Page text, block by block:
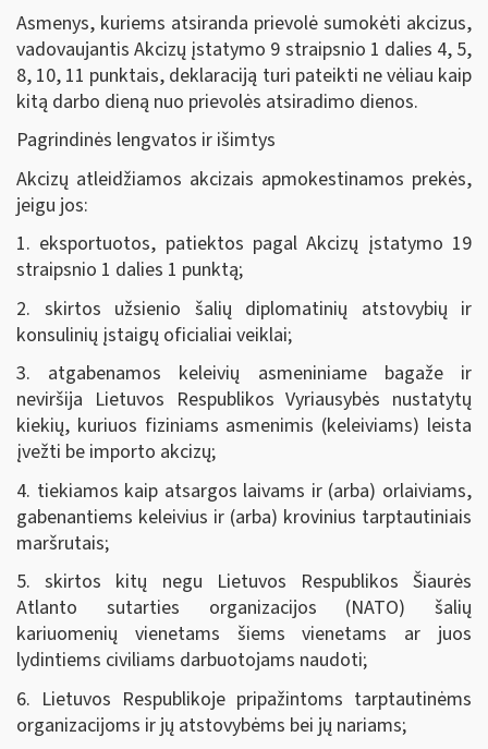
Asmenys, kuriems atsiranda prievolė sumokėti akcizus,
vadovaujantis Akcizų įstatymo 9 straipsnio 1 dalies 4, 5,
8, 10, 11 punktais, deklaraciją turi pateikti ne vėliau kaip
kitą darbo dieną nuo prievolės atsiradimo dienos.
Pagrindinės lengvatos ir išimtys
Akcizų atleidžiamos akcizais apmokestinamos prekės,
jeigu jos:
1. eksportuotos, patiektos pagal Akcizų įstatymo 19
straipsnio 1 dalies 1 punktą;
2. skirtos užsienio šalių diplomatinių atstovybių ir
konsulinių įstaigų oficialiai veiklai;
3. atgabenamos keleivių asmeniniame bagaže ir
neviršija Lietuvos Respublikos Vyriausybės nustatytų
kiekių, kuriuos fiziniams asmenimis (keleiviams) leista
įvežti be importo akcizų;
4. tiekiamos kaip atsargos laivams ir (arba) orlaiviams,
gabenantiems keleivius ir (arba) krovinius tarptautiniais
maršrutais;
5. skirtos kitų negu Lietuvos Respublikos Šiaurės
Atlanto sutarties organizacijos (NATO) šalių
kariuomenių vienetams šiems vienetams ar juos
lydintiems civiliams darbuotojams naudoti;
6. Lietuvos Respublikoje pripažintoms tarptautinėms
organizacijoms ir jų atstovybėms bei jų nariams;